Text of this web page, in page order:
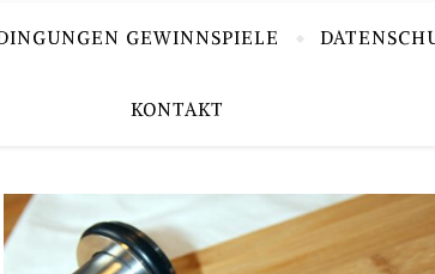
GEWINNSPIELE
KONTAKT